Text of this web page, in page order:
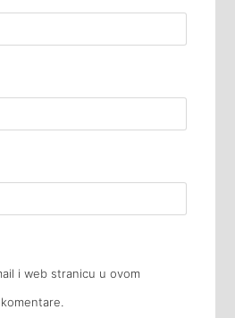
i web stranicu u ovom